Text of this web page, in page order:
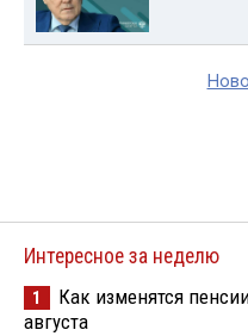
Интересное за неделю
1
Как изменятся
августа